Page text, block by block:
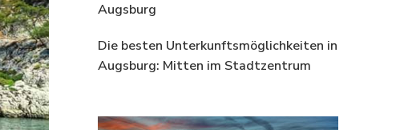
Augsburg
Die besten Unterkunftsmöglichkeiten in
Augsburg: Mitten im Stadtzentrum